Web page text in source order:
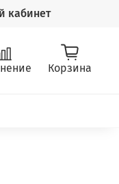
кабинет
Корзина